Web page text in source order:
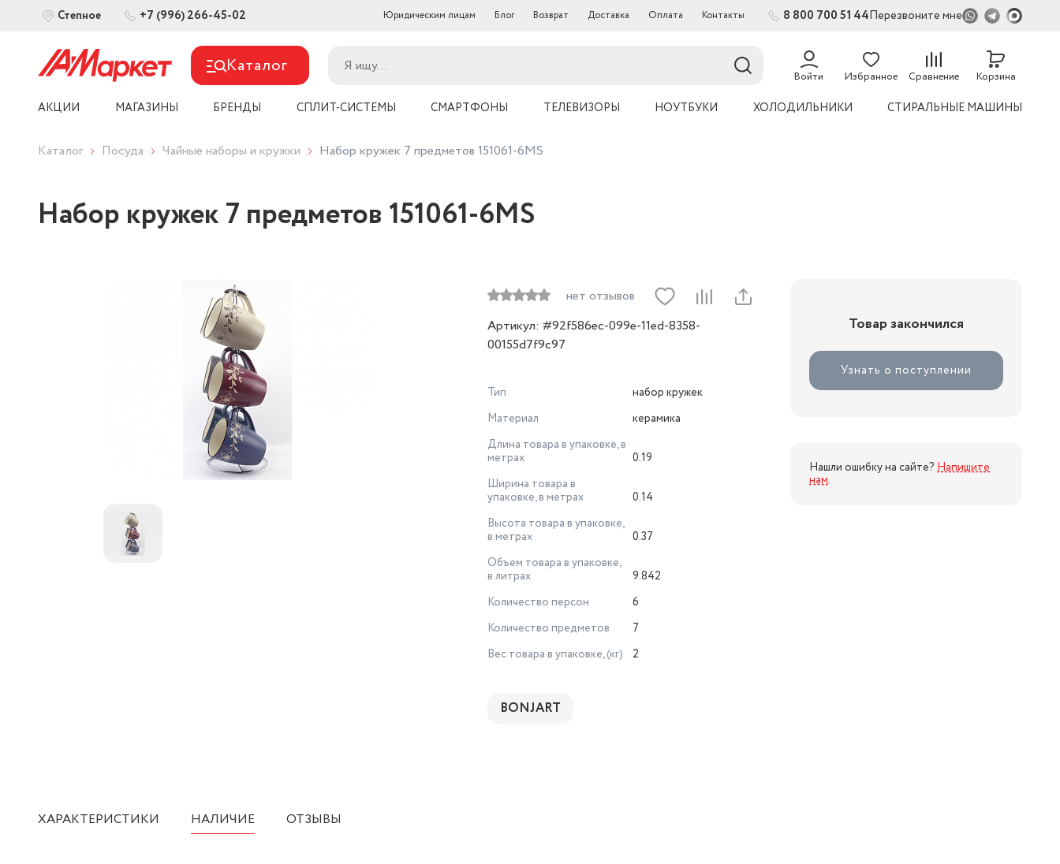
Степное +7 (996) 266-45-02 Юридическим лицам Блог Возврат Доставка Оплата Контакты 8 800 700 51 44Перезвоните мне
Каталог Войти Избранное Сравнение Корзина
АКЦИИ МАГАЗИНЫ БРЕНДЫ СПЛИТ-СИСТЕМЫ СМАРТФОНЫ ТЕЛЕВИЗОРЫ НОУТБУКИ ХОЛОДИЛЬНИКИ СТИРАЛЬНЫЕ МАШИНЫ
Каталог Посуда Чайные наборы и кружки Набор кружек 7 предметов 151061-6MS
Набор кружек 7 предметов 151061-6MS
нет отзывов
Артикул: #92f586ec-099e-11ed-8358-
00155d7f9c97
Тип
набор кружек
Материал
керамика
Длина товара в упаковке, в
метрах
0.19
Ширина товара в
упаковке, в метрах
0.14
Высота товара в упаковке,
в метрах
0.37
Объем товара в упаковке,
в литрах
9.842
Количество персон
6
Количество предметов
7
Вес товара в упаковке, (кг)
2
BONJART
Товар закончился
Узнать о поступлении
Нашли ошибку на сайте? Напишите
нам.
ХАРАКТЕРИСТИКИ НАЛИЧИЕ ОТЗЫВЫ